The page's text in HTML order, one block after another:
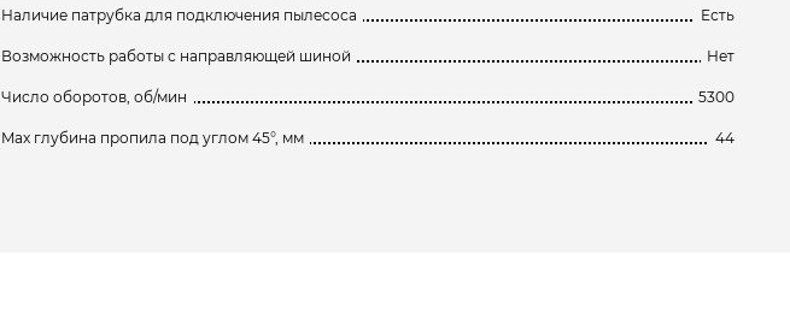
Наличие патрубка для подключения пылесоса Есть
Возможность работы с направляющей шиной Нет
Число оборотов, об/мин 5300
Max глубина пропила под углом 45°, мм 44